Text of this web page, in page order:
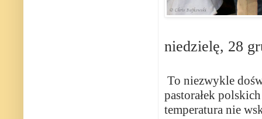
niedzielę, 28
To niezwykle
pastorałek
temperatura nie